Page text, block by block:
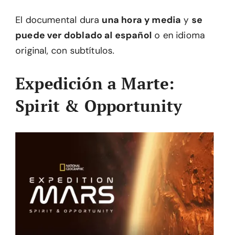
El documental dura una hora y media y se
puede ver doblado al español o en idioma
original, con subtítulos.
Expedición a Marte:
Spirit & Opportunity